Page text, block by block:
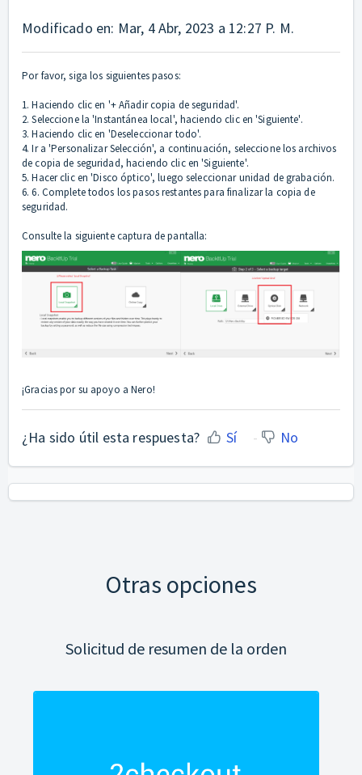
Modificado en: Mar, 4 Abr, 2023 a 12:27 P. M.
Por favor, siga los siguientes pasos:
1. Haciendo clic en '+ Añadir copia de seguridad'.
2. Seleccione la 'Instantánea local', haciendo clic en 'Siguiente'.
3. Haciendo clic en 'Deseleccionar todo'.
4. Ir a 'Personalizar Selección', a continuación, seleccione los archivos
de copia de seguridad, haciendo clic en 'Siguiente'.
5. Hacer clic en 'Disco óptico', luego seleccionar unidad de grabación.
6. 6. Complete todos los pasos restantes para finalizar la copia de
seguridad.
Consulte la siguiente captura de pantalla:
¡Gracias por su apoyo a Nero!
¿Ha sido útil esta respuesta? Sí No
Otras opciones
Solicitud de resumen de la orden